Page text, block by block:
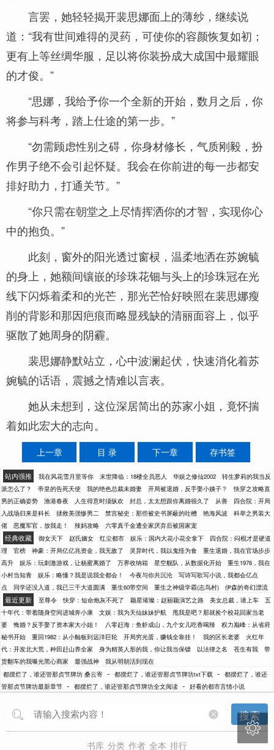
言罢，她轻轻揭开裴思娜面上的薄纱，继续说
道：“我有世间难得的灵药，可使你的容颜恢复如初；
更有上等丝绸华服，足以将你装扮成大成国中最耀眼
的才俊。”
“思娜，我给予你一个全新的开始，数月之后，你
将参与科考，踏上仕途的第一步。”
“勿需顾虑性别之碍，你身材修长，气质刚毅，扮
作男子绝不会引起怀疑。我会在你前进的每一步都安
排好助力，打通关节。”
“你只需在朝堂之上尽情挥洒你的才智，实现你心
中的抱负。”
此刻，窗外的阳光透过窗棂，温柔地洒在苏婉毓
的身上，她额间镶嵌的珍珠花钿与头上的珍珠冠在光
线下闪烁着柔和的光芒，那光芒恰好映照在裴思娜瘦
削的背影和那因疤痕而略显残缺的清丽面容上，似乎
驱散了她周身的阴霾。
裴思娜静默站立，心中波澜起伏，快速消化着苏
婉毓的话语，震撼之情难以言表。
她从未想到，这位深居简出的苏家小姐，竟怀揣
着如此宏大的志向。
上一章 目 录 下一章 存书签
站内强推 我在风花雪月里等你 末世降临：18楼全员恶人 华娱之修仙2002
转生萝莉的我当反
派怎么了？
帝皇的告死天使 我的绝色总裁未婚妻 开局被退婚，反手娶小姨子？
快穿之攻略直
男的正确姿势
渔港春夜 人生得意时须纵欢 封总，太太想跟你离婚很久了 从善
四合院：开局
入战场归来是科长
拯救美强惨男二 禁宫秘史：那些被史书屏蔽的吐槽 艳海风波
科举之男装大
佬
恶魔军官，放我走！ 辣妈攻略 六零真千金遭全家厌弃后被国家宠
经典收藏 御女天下 赵氏嫡女 红尘都市 娱乐：国内大花小花全拿下
四合院：闷棍才是硬道
理
官榜 神豪：开局亿亿兆资金，我无敌了 灵异时代，我以鬼怪为食
重生退婚，我在官场步步
高升
娱乐：玩刺激游戏，让杨蜜离婚了 万界收纳箱 星空舰队，从数据化开始
重生1976，我在
小村当知青
娱乐：略懂？我是说我全都会！ 今夜与你共沉沦
写诗写歌写小说，我都会亿点
点
同学还没入道，我已三千大道圆满 重生60带空间 重生之神级学霸(志鸟村) 伊森的奇幻漂流
最近更新 至尊令 快穿：短命炮灰不死了 颖星璀璨：赵丽颖演艺之路 美女总裁，请上车
五
十年代：带着随身空间进城奔小康
文娱：我为天仙妹妹护航
甩我是吧？那就捡个校花回家当老
婆
悔婚？反手娶了资本家大小姐！ 八零赶海：鱼虾成山，九个女儿吃香喝辣
权力巅峰：从省府
秘书开始
重回1982：从小舢板到远洋巨轮 开局穷光蛋，赚钱全靠挂！ 我的区长老婆
火红年
代：开发北大荒，种田赶山养全家
身为精英人形的我，你让我当保镖 以法律之名 苍生有我
带
货翻车的我曝光黑心商家
最强战神
我从明朝活到现在
都摆烂了，谁还管那贞节牌坊 桑云寄 - 都摆烂了，谁还管那贞节牌坊txt下载 - 都摆烂了，谁还
管那贞节牌坊最新章节 - 都摆烂了，谁还管那贞节牌坊全文阅读 - 好看的都市言情小说
搜索
书库 分类 作者 全本 排行
